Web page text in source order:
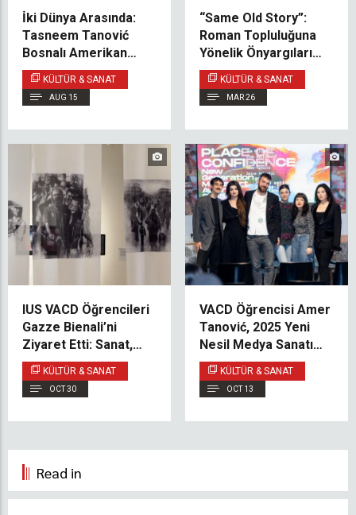
İki Dünya Arasında:
Tasneem Tanović
Bosnalı Amerikan
Kimliğini Keşfediyor
KÜLTÜR & SANAT
AUG 15
“Same Old Story”:
Roman Topluluğuna
Yönelik Önyargıları
Sorgulayan
Multimedya Sergisi
KÜLTÜR & SANAT
MAR 26
IUS VACD Öğrencileri
Gazze Bienali’ni
Ziyaret Etti: Sanat,
Kimlik ve İnsan
Hakları Fotoğrafın
Merceğinden
KÜLTÜR & SANAT
OCT 30
VACD Öğrencisi Amer
Tanović, 2025 Yeni
Nesil Medya Sanatı
Ödülü’nü Kazandı
KÜLTÜR & SANAT
OCT 13
Read in